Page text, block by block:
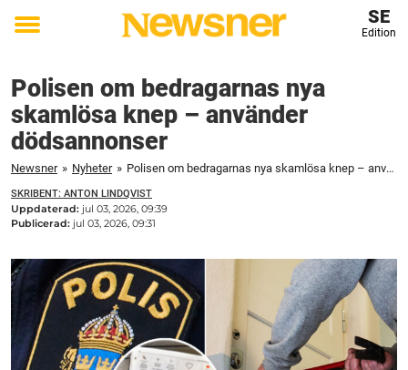
Toggle
SE
Edition
Polisen om bedragarnas nya
skamlösa knep – använder
dödsannonser
Newsner » Nyheter » Polisen om bedragarnas nya skamlösa knep – använder dödsannonser
SKRIBENT: ANTON LINDQVIST
Uppdaterad: jul 03, 2026, 09:39
Publicerad: jul 03, 2026, 09:31